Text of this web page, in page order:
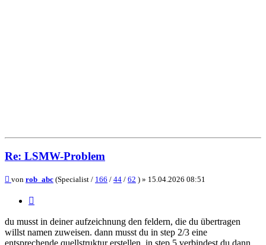
Re: LSMW-Problem
Beitrag
von rob_abc (Specialist / 166 / 44 / 62 ) » 15.04.2026 08:51
du musst in deiner aufzeichnung den feldern, die du übertragen
willst namen zuweisen. dann musst du in step 2/3 eine